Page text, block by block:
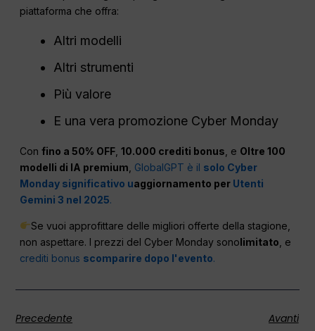
piattaforma che offra:
Altri modelli
Altri strumenti
Più valore
E una vera promozione Cyber Monday
Confino a 50% OFF ,10.000 crediti bonus , e Oltre 100
modelli di IA premium GlobalGPT è il solo Cyber
Monday significativo uaggiornamento per Utenti
Gemini 3 nel 2025.
Se vuoi approfittare delle migliori offerte della stagione,
non aspettare. I prezzi del Cyber Monday sonolimitato , e
crediti bonus scomparire dopo l'evento.
Precedente Avanti